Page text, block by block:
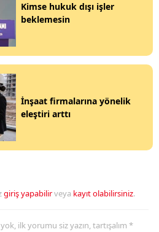
Kimse hukuk dışı işler
beklemesin
İnşaat firmalarına yönelik
eleştiri arttı
giriş yapabilirveya kayıt olabilirsiniz.
ilk yorumu siz yazın, tartışalım *